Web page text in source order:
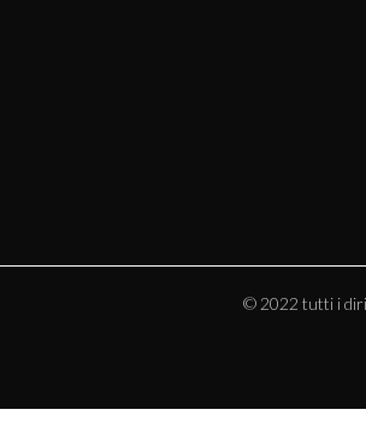
© 2022 tutti i